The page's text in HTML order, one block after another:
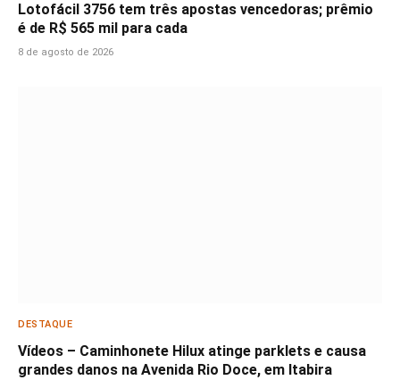
Lotofácil 3756 tem três apostas vencedoras; prêmio
é de R$ 565 mil para cada
8 de agosto de 2026
DESTAQUE
Vídeos – Caminhonete Hilux atinge parklets e causa
grandes danos na Avenida Rio Doce, em Itabira